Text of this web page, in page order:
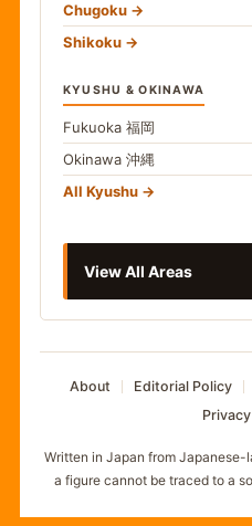
Chugoku
Shikoku
KYUSHU & OKINAWA
Fukuoka 福岡
Okinawa 沖縄
All Kyushu
View All Areas
About Editorial Policy
Written in Japan from Japanese-
a figure cannot be traced to a